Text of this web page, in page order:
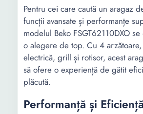
Pentru cei care caută un aragaz
funcții avansate și performanțe
modelul Beko FSGT62110DXO
o alegere de top. Cu 4
electrică, grill și rotisor, acest
să ofere o experiență de gătit
plăcută.
Performanță și Eficiență